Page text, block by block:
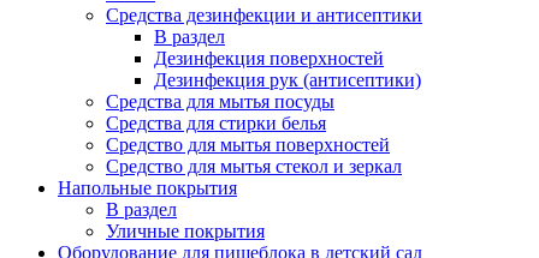
Средства дезинфекции и антисептики
В раздел
Дезинфекция поверхностей
Дезинфекция рук (антисептики)
Средства для мытья посуды
Средства для стирки белья
Средство для мытья поверхностей
Средство для мытья стекол и зеркал
Напольные покрытия
В раздел
Уличные покрытия
Оборудование для пищеблока в детский сад